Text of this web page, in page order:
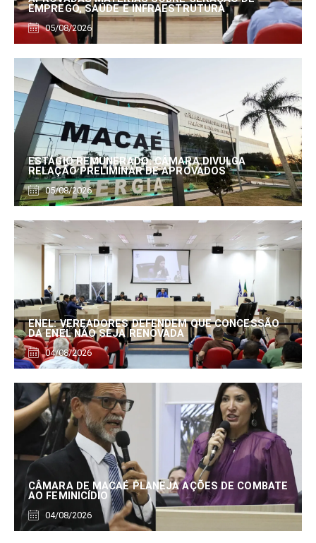
EMPREGO, SAÚDE E INFRAESTRUTURA
05/08/2026
ESTÁGIO REMUNERADO: CÂMARA DIVULGA
RELAÇÃO PRELIMINAR DE APROVADOS
05/08/2026
ENEL: VEREADORES DEFENDEM QUE CONCESSÃO
DA ENEL NÃO SEJA RENOVADA
04/08/2026
CÂMARA DE MACAÉ PLANEJA AÇÕES DE COMBATE
AO FEMINICÍDIO
04/08/2026